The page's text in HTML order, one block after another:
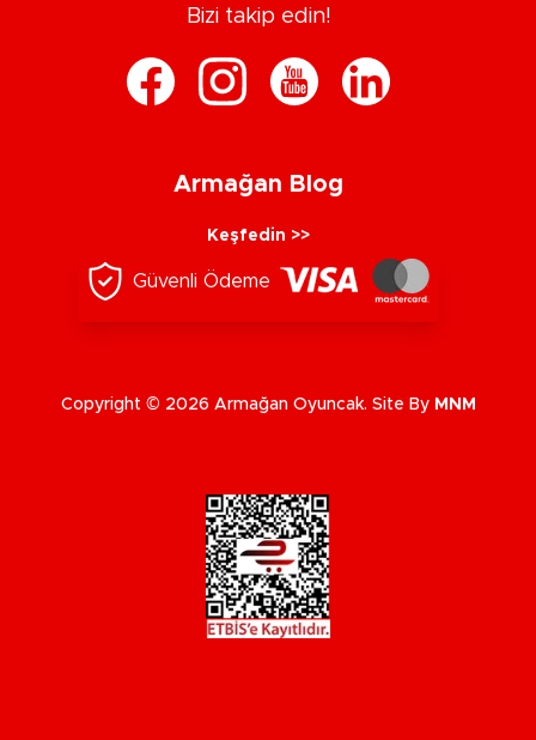
Bizi takip edin!
Armağan Blog
Keşfedin >>
Güvenli Ödeme
Copyright © 2026 Armağan Oyuncak. Site By MNM